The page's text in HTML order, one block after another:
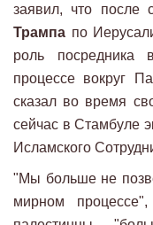
заявил, что после
Трампа по
роль посредника
процессе вокруг
сказал во время
сейчас в Стамбуле
Исламского
"Мы больше не
мирном